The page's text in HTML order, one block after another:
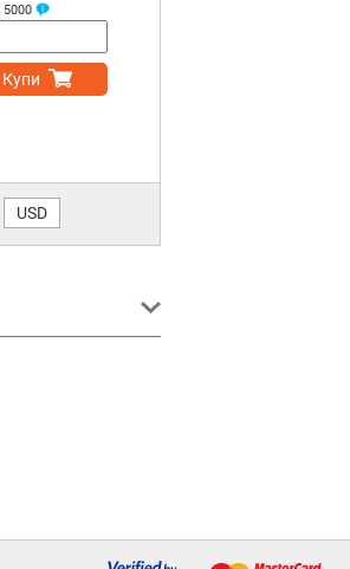
5000
Купи
USD